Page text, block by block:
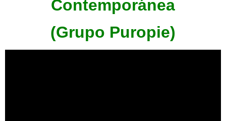
Contemporánea
(Grupo Puropie)